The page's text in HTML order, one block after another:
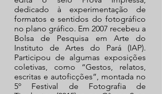
dedicado à experimentação de
formatos e sentidos do fotográfico
no plano gráfico. Em 2007 recebeu a
Bolsa de Pesquisa em Arte do
Instituto de Artes do Pará (IAP).
Participou de algumas exposições
coletivas, como “Gestos, relatos,
escritas e autoficções”, montada no
5º Festival de Fotografia de